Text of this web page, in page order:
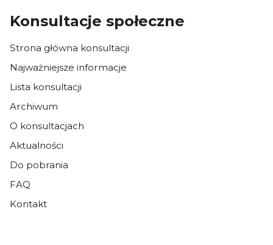
Konsultacje społeczne
Strona główna konsultacji
Najważniejsze informacje
Lista konsultacji
Archiwum
O konsultacjach
Aktualności
Do pobrania
FAQ
Kontakt